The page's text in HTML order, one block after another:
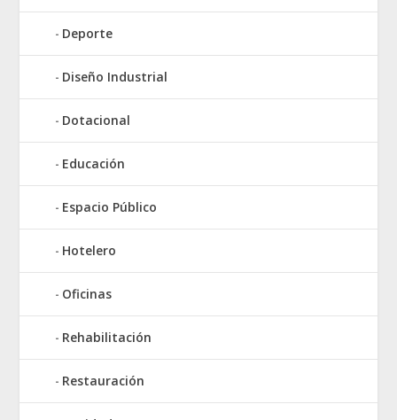
Deporte
Diseño Industrial
Dotacional
Educación
Espacio Público
Hotelero
Oficinas
Rehabilitación
Restauración